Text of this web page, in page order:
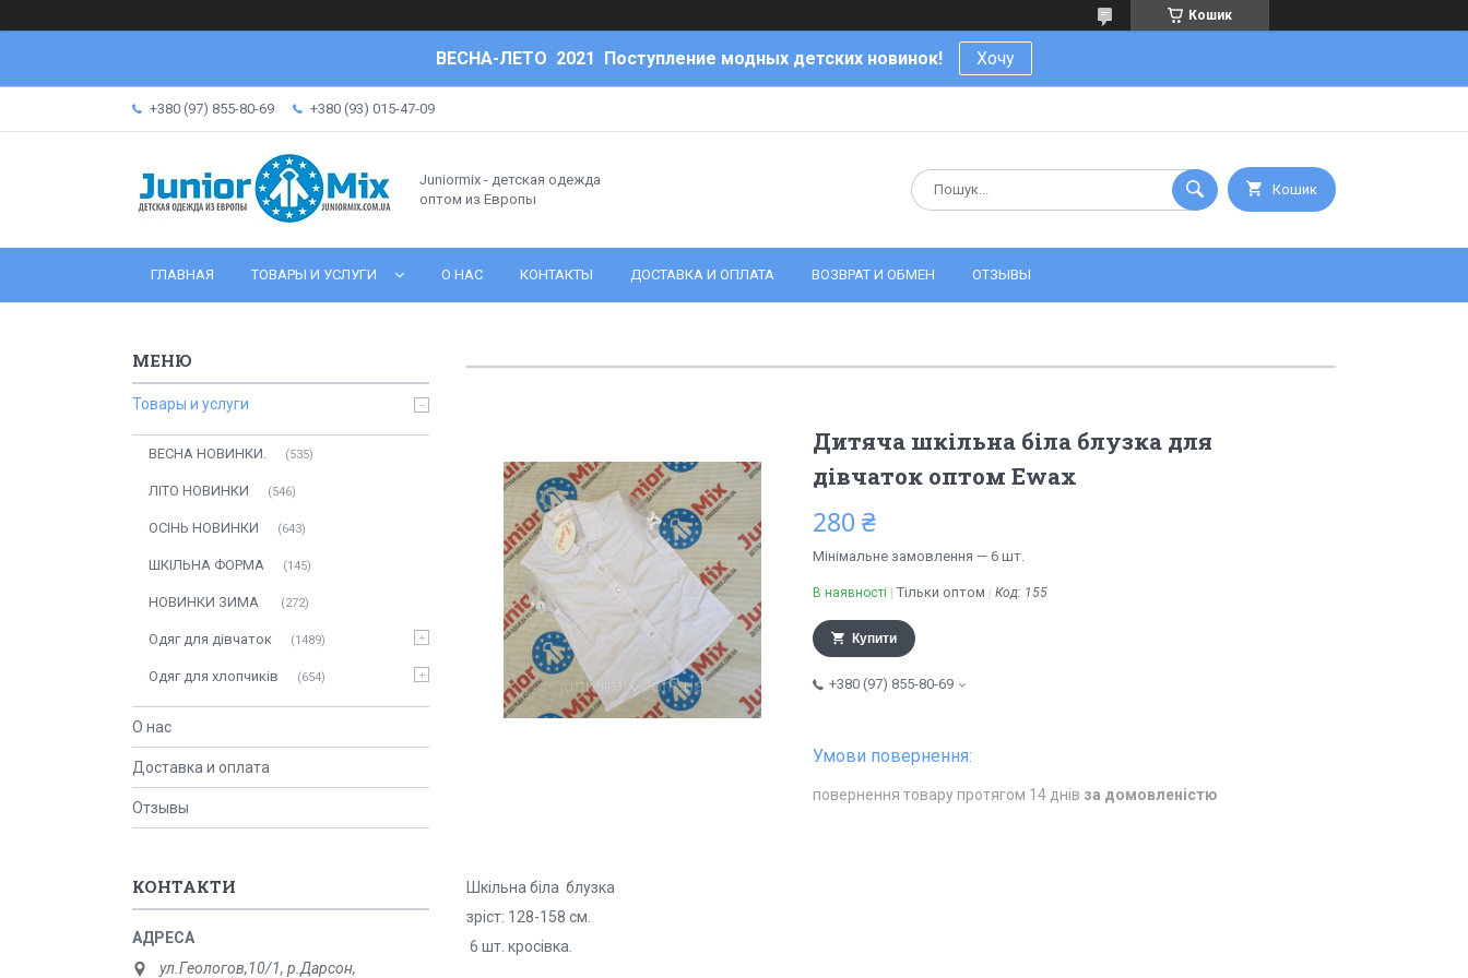
Кошик
ВЕСНА-ЛЕТО 2021 Поступление модных детских новинок! Хочу
+380 (97) 855-80-69 +380 (93) 015-47-09
Juniormix - детская одежда
оптом из Европы
Кошик
ГЛАВНАЯ ТОВАРЫ И УСЛУГИ О НАС КОНТАКТЫ ДОСТАВКА И ОПЛАТА ВОЗВРАТ И ОБМЕН ОТЗЫВЫ
Дитяча шкільна біла блузка для
дівчаток оптом Ewax
280 ₴
Мінімальне замовлення — 6 шт.
В наявності Тільки оптом Код: 155
Купити
+380 (97) 855-80-69
повернення товару протягом 14 днів за домовленістю
Шкільна біла блузка
зріст: 128-158 см.
6 шт. кросівка.
Товары и услуги
ВЕСНА НОВИНКИ. 535
ЛITO HOBИНКИ 546
ОСIНЬ НОВИНКИ 643
ШКІЛЬНА ФОРМА 145
НОВИНКИ ЗИМА 272
Одяг для дівчаток 1489
Одяг для хлопчиків 654
О нас
Доставка и оплата
Отзывы
КОНТАКТИ
ул.Геологов,10/1, р.Дарсон,